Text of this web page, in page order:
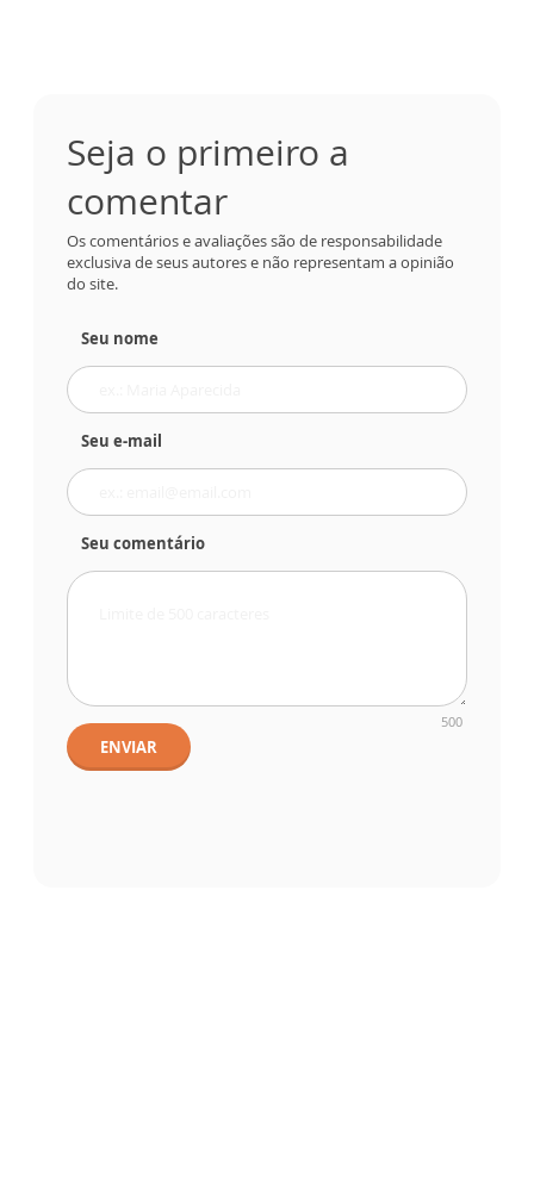
Seja o primeiro a
comentar
Os comentários e avaliações são de responsabilidade
exclusiva de seus autores e não representam a opinião
do site.
Seu nome
Seu e-mail
Seu comentário
500
ENVIAR